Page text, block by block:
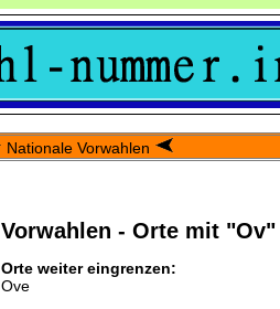
Nationale Vorwahlen
Vorwahlen - Orte mit "Ov"
Orte weiter eingrenzen:
Ove